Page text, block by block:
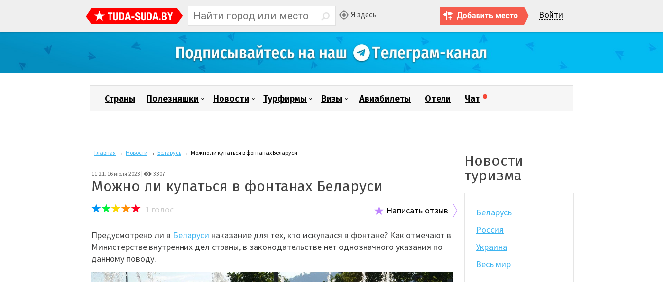
Я здесь Войти
Страны Полезняшки Новости Турфирмы Визы Авиабилеты Отели Чат
Главная → Новости → Беларусь → Можно ли купаться в фонтанах Беларуси
11:21, 16 июля 2023 | 3307
Можно ли купаться в фонтанах Беларуси
1 голос Написать отзыв
Предусмотрено ли в Беларуси наказание для тех, кто искупался в фонтане? Как отмечают в
Министерстве внутренних дел страны, в законодательстве нет однозначного указания по
данному поводу.
Новости
туризма
Беларусь
Россия
Украина
Весь мир